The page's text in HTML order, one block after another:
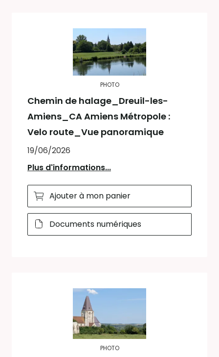
PHOTO
Chemin de halage_Dreuil-les-
Amiens_CA Amiens Métropole :
Velo route_Vue panoramique
19/06/2026
Plus d'informations...
Ajouter à mon panier
Documents numériques
PHOTO